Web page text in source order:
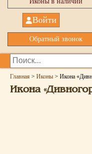
Войти
Обратный звонок
Главная > Иконы > Икона
Икона